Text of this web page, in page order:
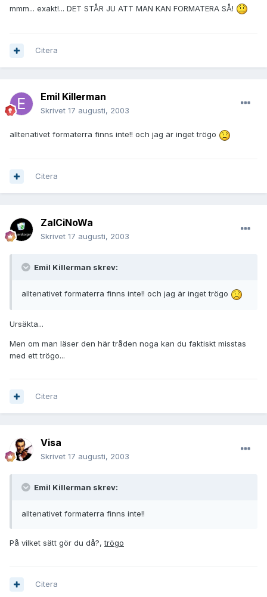
mmm... exakt!... DET STÅR JU ATT MAN KAN FORMATERA SÅ!
Citera
Emil Killerman
Skrivet 17 augusti, 2003
alltenativet formaterra finns inte!! och jag är inget trögo
Citera
ZalCiNoWa
Skrivet 17 augusti, 2003
Emil Killerman skrev:
alltenativet formaterra finns inte!! och jag är inget trögo
Ursäkta...
Men om man läser den här tråden noga kan du faktiskt misstas
med ett trögo...
Citera
Visa
Skrivet 17 augusti, 2003
Emil Killerman skrev:
alltenativet formaterra finns inte!!
På vilket sätt gör du då?,trögo
Citera